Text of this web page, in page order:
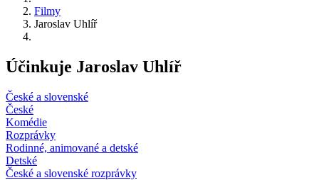
Filmy
Jaroslav Uhlíř
Účinkuje Jaroslav Uhlíř
České a slovenské
České
Komédie
Rozprávky
Rodinné, animované a detské
Detské
České a slovenské rozprávky